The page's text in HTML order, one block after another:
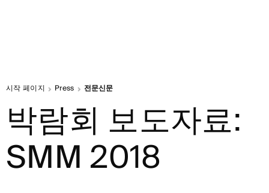
시작 페이지 Press 전문신문
박람회 보도자료:
SMM 2018